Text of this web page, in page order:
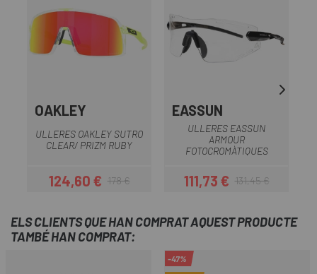
OAKLEY
ULLERES OAKLEY SUTRO
CLEAR/ PRIZM RUBY
Preu
124,60 €Preu regular
178 €
EASSUN
ULLERES EASSUN
ARMOUR
FOTOCROMÀTIQUES
Preu
111,73 €Preu regular
131,45 €
ELS CLIENTS QUE HAN COMPRAT AQUEST PRODUCTE
TAMBÉ HAN COMPRAT:
-47%